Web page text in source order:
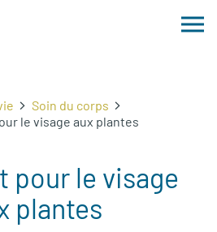
Soin du corps
le visage aux plantes
pour le visage
plantes